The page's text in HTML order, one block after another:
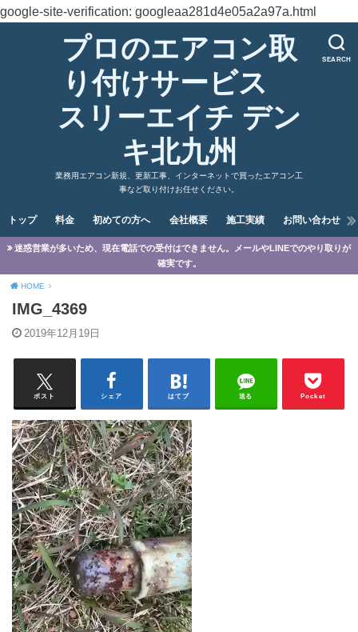
google-site-verification: googleaa281d4e05a2a97a.html
SEARCH
プロのエアコン取
り付けサービス
スリーエイチ デン
キ北九州
業務用エアコン新規、更新工事、インターネットで買ったエアコン工
事など取り付けお任せください。
トップ 料金 初めての方へ 会社概要 施工実績 お問い合わせ
迷惑営業が多いため、現在電話での受付はできません。メールやLINEでのやり取りが
確実です。
HOME
IMG_4369
2019年12月19日
ポスト シェア はてブ 送る Pocket